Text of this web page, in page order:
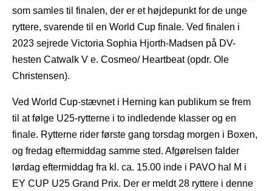
som samles til finalen, der er et højdepunkt for de unge
ryttere, svarende til en World Cup finale. Ved finalen i
2023 sejrede Victoria Sophia Hjorth-Madsen på DV-
hesten Catwalk V e. Cosmeo/ Heartbeat (opdr. Ole
Christensen).
Ved World Cup-stævnet i Herning kan publikum se frem
til at følge U25-rytterne i to indledende klasser og en
finale. Rytterne rider første gang torsdag morgen i Boxen,
og fredag eftermiddag samme sted. Afgørelsen falder
lørdag eftermiddag fra kl. ca. 15.00 inde i PAVO hal M i
EY CUP U25 Grand Prix. Der er meldt 28 ryttere i denne